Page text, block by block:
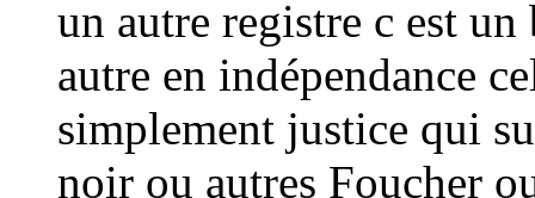
un autre registre c est
autre en indépendance
simplement justice qui
noir ou autres Foucher